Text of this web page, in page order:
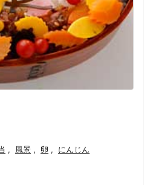
, 風景 , 卵 , にんじん